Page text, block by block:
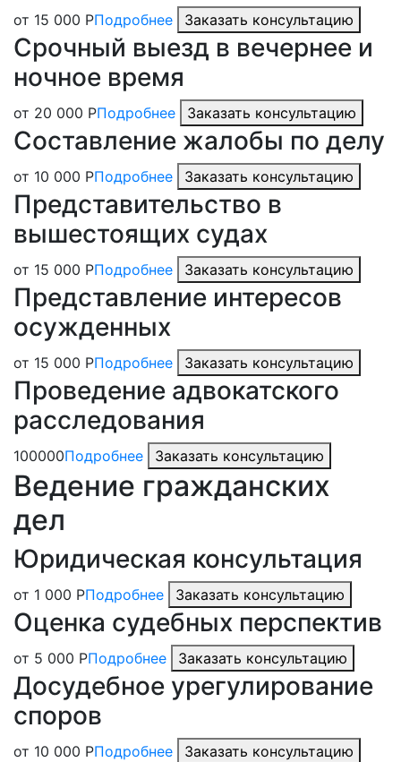
от 15 000 РПодробнее Заказать консультацию
Срочный выезд в вечернее и
ночное время
от 20 000 РПодробнее Заказать консультацию
Составление жалобы по делу
от 10 000 РПодробнее Заказать консультацию
Представительство в
вышестоящих судах
от 15 000 РПодробнее Заказать консультацию
Представление интересов
осужденных
от 15 000 РПодробнее Заказать консультацию
Проведение адвокатского
расследования
100000Подробнее Заказать консультацию
Ведение гражданских
дел
Юридическая консультация
от 1 000 РПодробнее Заказать консультацию
Оценка судебных перспектив
от 5 000 РПодробнее Заказать консультацию
Досудебное урегулирование
споров
от 10 000 РПодробнее Заказать консультацию